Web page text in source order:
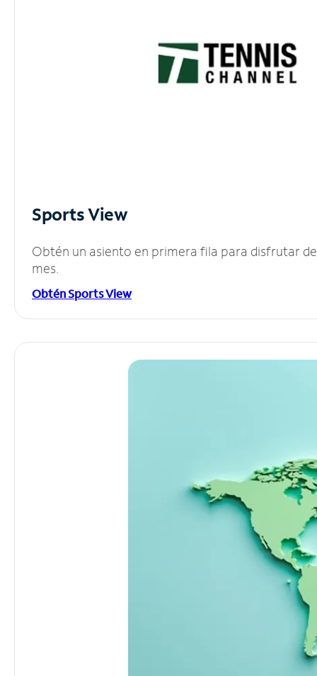
Sports View
Obtén un asiento en primera fila para disfrutar
mes.
Obtén Sports View